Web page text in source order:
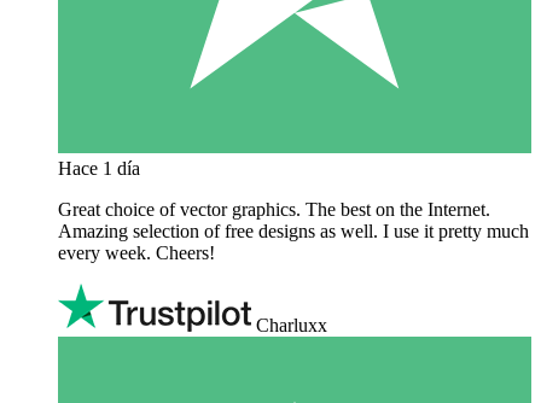
Hace 1 día
Great choice of vector graphics. The best on the Internet.
Amazing selection of free designs as well. I use it pretty much
every week. Cheers!
Charluxx